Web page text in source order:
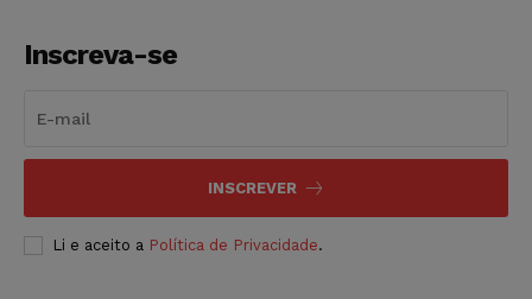
Inscreva-se
INSCREVER
Li e aceito a Política de Privacidade.